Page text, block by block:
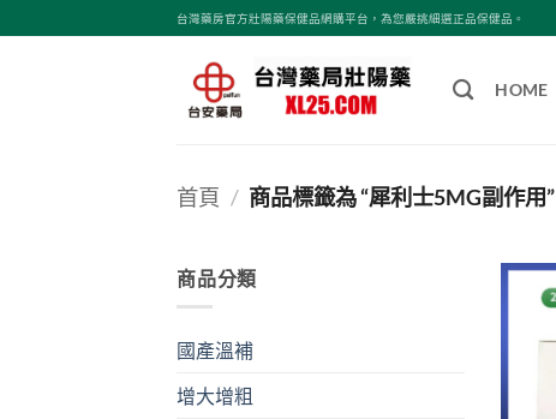
轉
台灣藥房官方壯陽藥保健品網購平台，為您嚴挑細選正品保健品。
HOME
首頁 / 商品標籤為 “犀利士5MG副作用”
商品分類
國產溫補
增大增粗